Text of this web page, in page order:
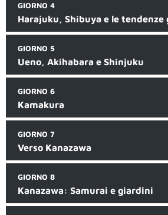
GIORNO 4
Harajuku, Shibuya e le tendenze
GIORNO 5
Ueno, Akihabara e Shinjuku
GIORNO 6
Kamakura
GIORNO 7
Verso Kanazawa
GIORNO 8
Kanazawa: Samurai e giardini